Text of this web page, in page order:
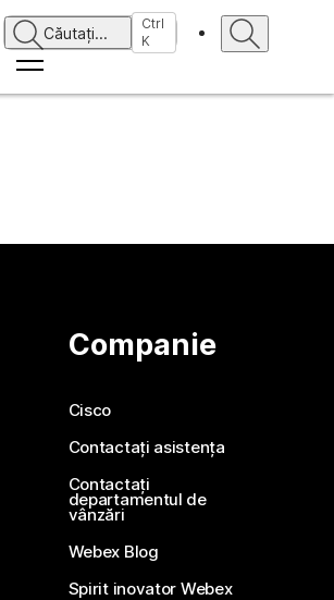
Căutați...
Ctrl
K
Companie
Cisco
Contactați asistența
Contactați
departamentul de
vânzări
Webex Blog
Spirit inovator Webex